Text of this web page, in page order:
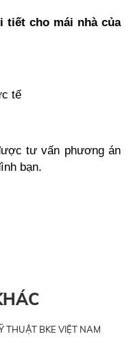
tiết cho mái nhà của
tế
tư vấn phương án
bạn.
THUẬT BKE VIỆT NAM